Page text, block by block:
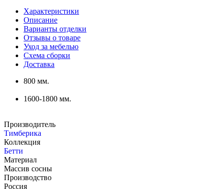
Характеристики
Описание
Варианты отделки
Отзывы о товаре
Уход за мебелью
Схема сборки
Доставка
800 мм.
1600-1800 мм.
Производитель
Тимберика
Коллекция
Бетти
Материал
Массив сосны
Производство
Россия